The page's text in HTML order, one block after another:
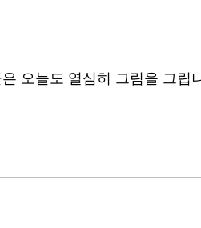
오늘도 열심히 그림을 그립